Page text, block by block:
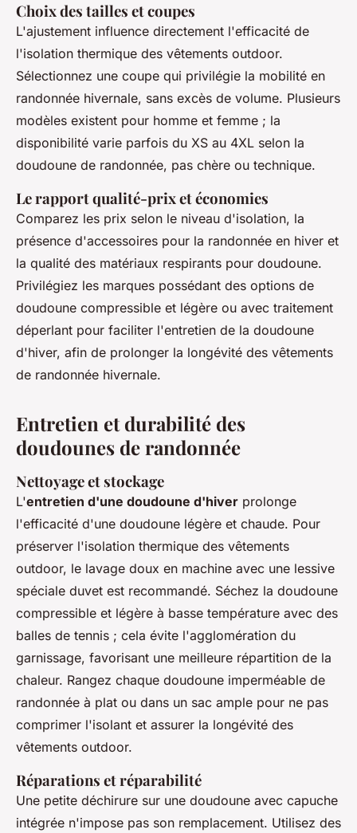
Choix des tailles et coupes
L'ajustement influence directement l'efficacité de
l'isolation thermique des vêtements outdoor.
Sélectionnez une coupe qui privilégie la mobilité en
randonnée hivernale, sans excès de volume. Plusieurs
modèles existent pour homme et femme ; la
disponibilité varie parfois du XS au 4XL selon la
doudoune de randonnée, pas chère ou technique.
Le rapport qualité-prix et économies
Comparez les prix selon le niveau d'isolation, la
présence d'accessoires pour la randonnée en hiver et
la qualité des matériaux respirants pour doudoune.
Privilégiez les marques possédant des options de
doudoune compressible et légère ou avec traitement
déperlant pour faciliter l'entretien de la doudoune
d'hiver, afin de prolonger la longévité des vêtements
de randonnée hivernale.
Entretien et durabilité des
doudounes de randonnée
Nettoyage et stockage
L'entretien d'une doudoune d'hiver prolonge
l'efficacité d'une doudoune légère et chaude. Pour
préserver l'isolation thermique des vêtements
outdoor, le lavage doux en machine avec une lessive
spéciale duvet est recommandé. Séchez la doudoune
compressible et légère à basse température avec des
balles de tennis ; cela évite l'agglomération du
garnissage, favorisant une meilleure répartition de la
chaleur. Rangez chaque doudoune imperméable de
randonnée à plat ou dans un sac ample pour ne pas
comprimer l'isolant et assurer la longévité des
vêtements outdoor.
Réparations et réparabilité
Une petite déchirure sur une doudoune avec capuche
intégrée n'impose pas son remplacement. Utilisez des